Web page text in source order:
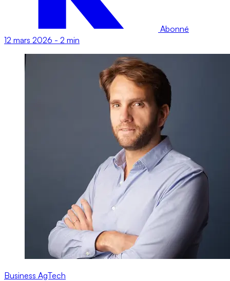
Abonné
12 mars 2026 - 2 min
Business AgTech